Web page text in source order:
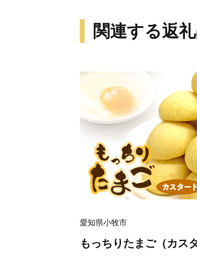
関連する返
愛知県小牧市
もっちりたまご（カス